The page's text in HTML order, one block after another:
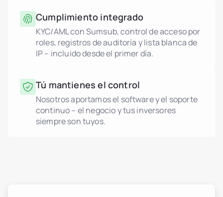
Cumplimiento integrado
KYC/AML con Sumsub, control de acceso por
roles, registros de auditoría y lista blanca de
IP – incluido desde el primer día.
Tú mantienes el control
Nosotros aportamos el software y el soporte
continuo – el negocio y tus inversores
siempre son tuyos.